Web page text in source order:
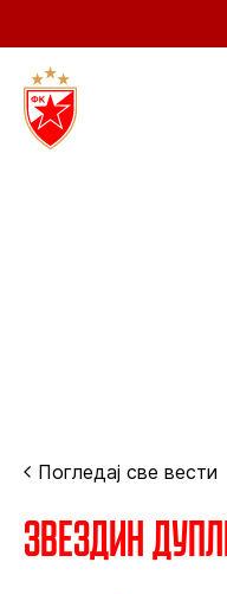
Погледај све вести
Звездин